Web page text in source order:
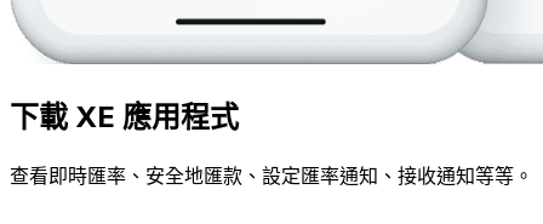
下載 XE 應用程式
查看即時匯率、安全地匯款、設定匯率通知、接收通知等等。